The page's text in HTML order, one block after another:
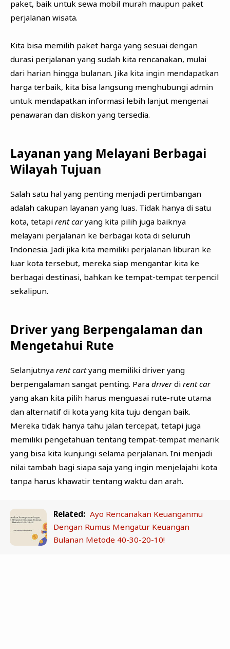
paket, baik untuk sewa mobil murah maupun paket
perjalanan wisata.
Kita bisa memilih paket harga yang sesuai dengan
durasi perjalanan yang sudah kita rencanakan, mulai
dari harian hingga bulanan. Jika kita ingin mendapatkan
harga terbaik, kita bisa langsung menghubungi admin
untuk mendapatkan informasi lebih lanjut mengenai
penawaran dan diskon yang tersedia.
Layanan yang Melayani Berbagai
Wilayah Tujuan
Salah satu hal yang penting menjadi pertimbangan
adalah cakupan layanan yang luas. Tidak hanya di satu
kota, tetapi rent caryang kita pilih juga baiknya
melayani perjalanan ke berbagai kota di seluruh
Indonesia. Jadi jika kita memiliki perjalanan liburan ke
luar kota tersebut, mereka siap mengantar kita ke
berbagai destinasi, bahkan ke tempat-tempat terpencil
sekalipun.
Driver yang Berpengalaman dan
Mengetahui Rute
Selanjutnyarent cartyang memiliki driver yang
berpengalaman sangat penting. Para driverdi rent car
yang akan kita pilih harus menguasai rute-rute utama
dan alternatif di kota yang kita tuju dengan baik.
Mereka tidak hanya tahu jalan tercepat, tetapi juga
memiliki pengetahuan tentang tempat-tempat menarik
yang bisa kita kunjungi selama perjalanan. Ini menjadi
nilai tambah bagi siapa saja yang ingin menjelajahi kota
tanpa harus khawatir tentang waktu dan arah.
Related: Ayo Rencanakan Keuanganmu
Dengan Rumus Mengatur Keuangan
Bulanan Metode 40-30-20-10!